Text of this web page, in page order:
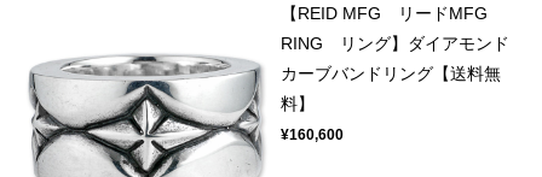
【REID MFG リードMFG
RING リング】ダイアモンド
カーブバンドリング【送料無
料】
¥160,600